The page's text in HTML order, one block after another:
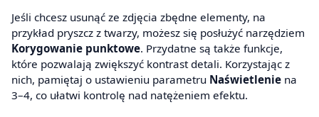
Jeśli chcesz usunąć ze zdjęcia zbędne elementy, na
przykład pryszcz z twarzy, możesz się posłużyć narzędziem
Korygowanie punktowe. Przydatne są także funkcje,
które pozwalają zwiększyć kontrast detali. Korzystając z
nich, pamiętaj o ustawieniu parametru Naświetlenie na
3–4, co ułatwi kontrolę nad natężeniem efektu.